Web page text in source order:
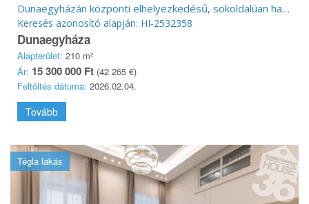
Dunaegyházán központi elhelyezkedésű, sokoldalúan hasznosítható ingatlan eladó!
Keresés azonosító alapján: HI-2532358
Dunaegyháza
Alapterület: 210 m²
Ár: 15 300 000 Ft (42 265 €)
Feltöltés dátuma: 2026.02.04.
Tovább
Tégla lakás